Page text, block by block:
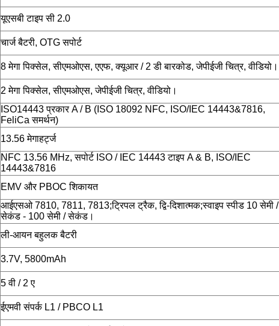
यूएसबी टाइप सी 2.0
चार्ज बैटरी, OTG सपोर्ट
8 मेगा पिक्सेल, सीएमओएस, एएफ, क्यूआर / 2 डी बारकोड, जेपीईजी चित्र, वीडियो।
2 मेगा पिक्सेल, सीएमओएस, जेपीईजी चित्र, वीडियो।
ISO14443 प्रकार A / B (ISO 18092 NFC, ISO/IEC 14443&7816,
FeliCa समर्थन)
13.56 मेगाहर्ट्ज
NFC 13.56 MHz, सपोर्ट ISO / IEC 14443 टाइप A & B, ISO/IEC
14443&7816
EMV और PBOC शिकायत
आईएसओ 7810, 7811, 7813;ट्रिपल ट्रैक, द्वि-दिशात्मक;स्वाइप स्पीड 10 सेमी /
सेकंड - 100 सेमी / सेकंड।
ली-आयन बहुलक बैटरी
3.7V, 5800mAh
5 वी / 2 ए
ईएमवी संपर्क L1 / PBCO L1